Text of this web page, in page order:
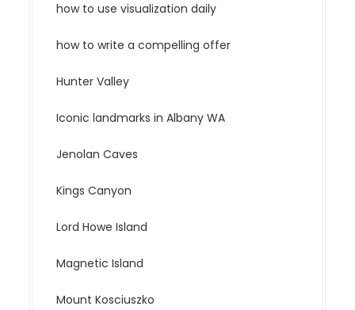
how to use visualization daily
how to write a compelling offer
Hunter Valley
Iconic landmarks in Albany WA
Jenolan Caves
Kings Canyon
Lord Howe Island
Magnetic Island
Mount Kosciuszko